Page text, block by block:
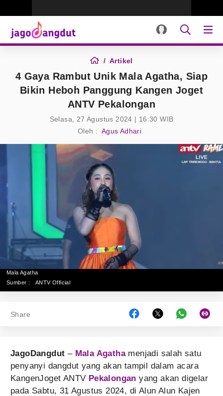
Artikel
4 Gaya Rambut Unik Mala Agatha, Siap
Bikin Heboh Panggung Kangen Joget
ANTV Pekalongan
Selasa, 27 Agustus 2024 | 16:30 WIB
Oleh : Agus Adhari
Mala Agatha
Sumber :
ANTV Official
Share
JagoDangdut – Mala Agathamenjadi salah satu
penyanyi dangdut yang akan tampil dalam acara
KangenJoget ANTV Pekalongan yang akan digelar
pada Sabtu, 31 Agustus 2024, di Alun Alun Kajen